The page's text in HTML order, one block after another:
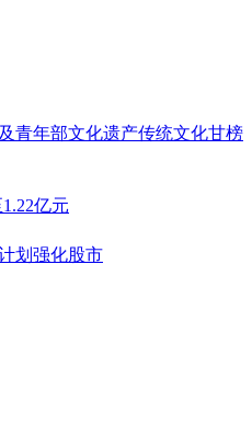
青年部文化遗产传统文化甘榜
亿元
划强化股市